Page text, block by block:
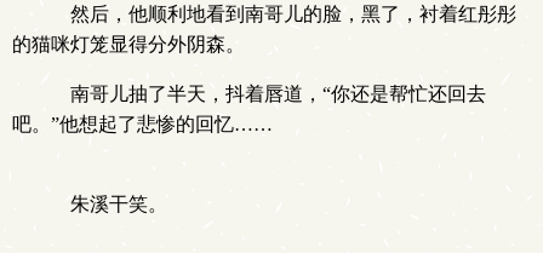
然后，他顺利地看到南哥儿的脸，黑了，衬着红彤彤
的猫咪灯笼显得分外阴森。
南哥儿抽了半天，抖着唇道，“你还是帮忙还回去
吧。”他想起了悲惨的回忆……
朱溪干笑。